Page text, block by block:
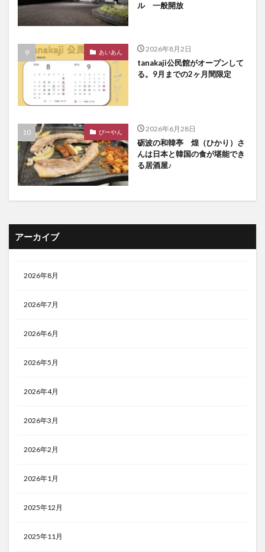
ル 一般開放
あいあん 2026年8月2日
tanakaji公民館がオープンして
る。9月までの2ヶ月間限定
びーやん 2026年6月28日
砺波の和韓亭 煌（ひかり）さ
んは日本と韓国の食が堪能でき
る居酒屋♪
アーカイブ
2026年8月
2026年7月
2026年6月
2026年5月
2026年4月
2026年3月
2026年2月
2026年1月
2025年12月
2025年11月